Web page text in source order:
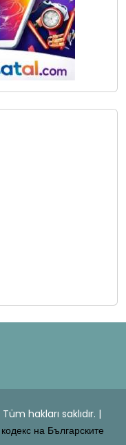
hakları saklıdır. |
на Българските